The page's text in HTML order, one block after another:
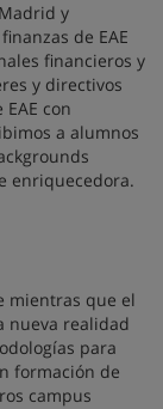
y
de EAE
financieros y
y directivos
con
a alumnos
enriquecedora.
mientras que el
nueva realidad
para
formación de
campus